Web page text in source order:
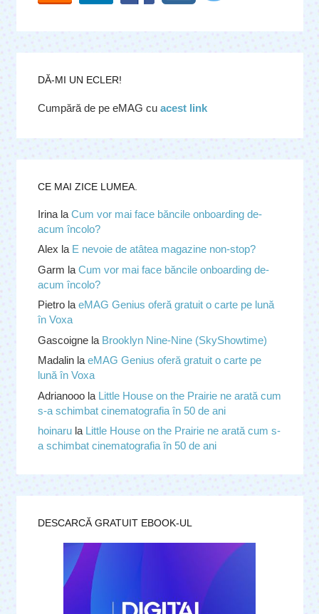
DĂ-MI UN ECLER!
Cumpără de pe eMAG cu acest link
CE MAI ZICE LUMEA.
Irinala Cum vor mai face băncile onboarding de-
acum încolo?
Alex la E nevoie de atâtea magazine non-stop?
Garm la Cum vor mai face băncile onboarding de-
acum încolo?
Pietrola eMAG Genius oferă gratuit o carte pe lună
în Voxa
Gascoignela Brooklyn Nine-Nine (SkyShowtime)
Madalinla eMAG Genius oferă gratuit o carte pe
lună în Voxa
Adrianooola Little House on the Prairie ne arată cum
s-a schimbat cinematografia în 50 de ani
hoinarula Little House on the Prairie ne arată cum s-
a schimbat cinematografia în 50 de ani
DESCARCĂ GRATUIT EBOOK-UL